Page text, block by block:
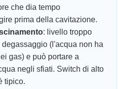
che dia tempo
prima della cavitazione.
: livello troppo
(l'acqua non ha
gas) e può portare a
negli sfiati. Switch di alto
tipico.